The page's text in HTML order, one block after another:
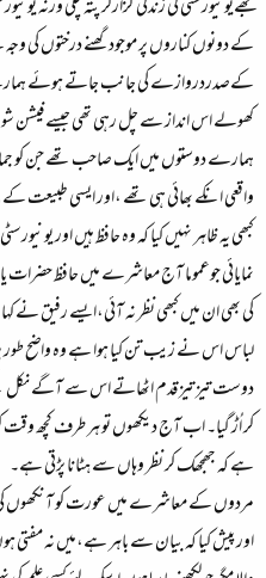
مجھےیونیورسٹی کی زندگی گزارکر پتہ چلی ورنہ
کے دونوں کناروں پر موجود گھنے درختوں کی
کےصدردروازے کی جانب جاتے ہوئے
کھولے اس انداز سے چل رہی تھی جیسے فیشن شو
ہمارے دوستوں میں ایک صاحب تھے جن کو
واقعی انکے بھائی ہی تھے ،اور ایسی
کبھی یہ ظاہر نہیں کیا کہ وہ حافظ ہیں اور
نمایائی جوعموما آج معاشرے میں حافظ حضرات
کی بھی ان میں کبھی نظر نہ آئی،ایسے رفیق نے
لباس اس نے زیب تن کیا ہوا ہے وہ واضح طور
دوست تیز تیز قدم اٹھاتے اس سے آگے نکل
کر اُڑ گیا۔ اب آج دیکھوں تو ہر طرف کچھ وقت کو
ہے کہ جھجھک کر نظر وہاں سے ہٹانا پڑتی ہے۔
مردوں کے معاشرے میں عورت کو آنکھوں کی
اور پیش کیا کہ بیان سے باہر ہے،میں نہ مفتی